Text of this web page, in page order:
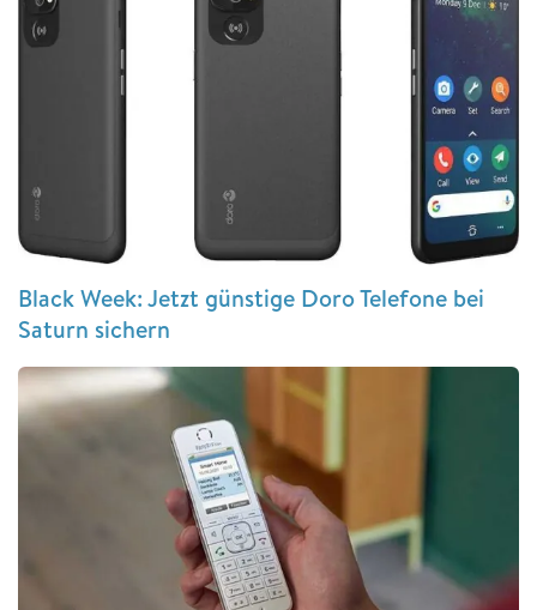
Black Week: Jetzt günstige Doro Telefone bei
Saturn sichern